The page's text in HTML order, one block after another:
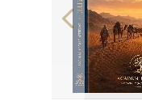
Previous